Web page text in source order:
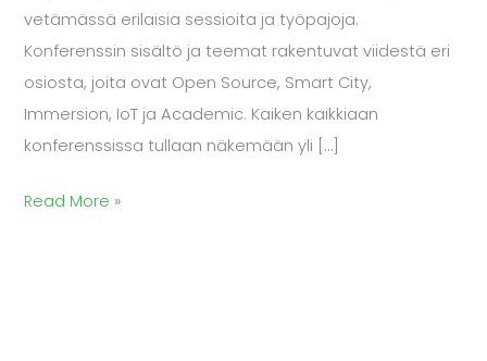
vetämässä erilaisia sessioita ja työpajoja.
Konferenssin sisältö ja teemat rakentuvat viidestä eri
osiosta, joita ovat Open Source, Smart City,
Immersion, IoT ja Academic. Kaiken kaikkiaan
konferenssissa tullaan näkemään yli […]
Read More »